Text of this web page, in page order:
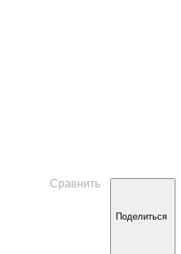
Сравнить
Поделиться